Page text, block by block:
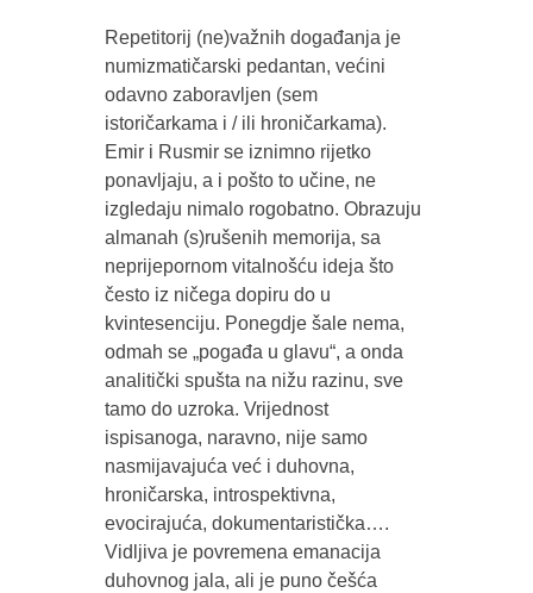
Repetitorij (ne)važnih događanja je
numizmatičarski pedantan, većini
odavno zaboravljen (sem
istoričarkama i / ili hroničarkama).
Emir i Rusmir se iznimno rijetko
ponavljaju, a i pošto to učine, ne
izgledaju nimalo rogobatno. Obrazuju
almanah (s)rušenih memorija, sa
neprijepornom vitalnošću ideja što
često iz ničega dopiru do u
kvintesenciju. Ponegdje šale nema,
odmah se „pogađa u glavu“, a onda
analitički spušta na nižu razinu, sve
tamo do uzroka. Vrijednost
ispisanoga, naravno, nije samo
nasmijavajuća već i duhovna,
hroničarska, introspektivna,
evocirajuća, dokumentaristička….
Vidljiva je povremena emanacija
duhovnog jala, ali je puno češća